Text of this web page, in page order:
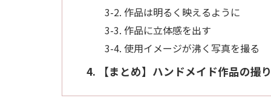
3-2. 作品は明るく映えるように
3-3. 作品に立体感を出す
3-4. 使用イメージが沸く写真を撮る
4. 【まとめ】ハンドメイド作品の撮